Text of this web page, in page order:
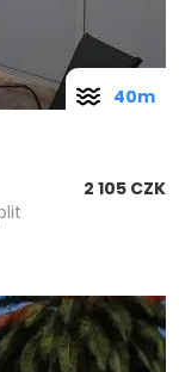
2 105 CZK
40m